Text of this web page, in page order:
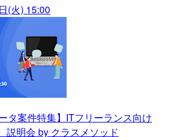
(火) 15:00
タ案件特集】ITフリーランス向け
説明会 by クラスメソッド